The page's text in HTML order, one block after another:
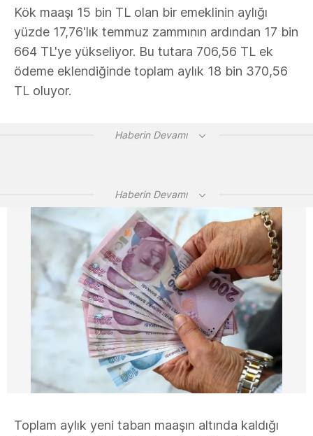
Kök maaşı 15 bin TL olan bir emeklinin aylığı
yüzde 17,76'lık temmuz zammının ardından 17 bin
664 TL'ye yükseliyor. Bu tutara 706,56 TL ek
ödeme eklendiğinde toplam aylık 18 bin 370,56
TL oluyor.
Haberin Devamı
Haberin Devamı
Toplam aylık yeni taban maaşın altında kaldığı